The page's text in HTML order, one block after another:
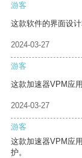
游客
这款软件的界面设
2024-03-27
游客
这款加速器VPM应
2024-03-27
游客
这款加速器VPM应
护。